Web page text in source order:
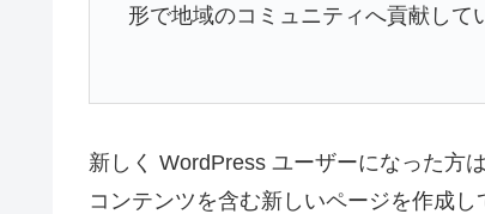
形で地域のコミュニティへ貢献して
新しく WordPress ユーザーになった方は
コンテンツを含む新しいページを作成